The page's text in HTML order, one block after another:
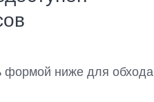
формой ниже для